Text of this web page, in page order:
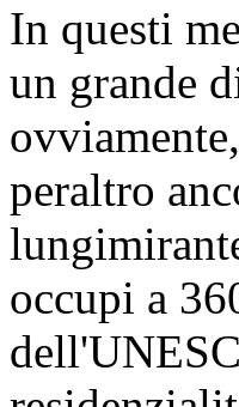
In questi
un grande
peraltro
occupi a